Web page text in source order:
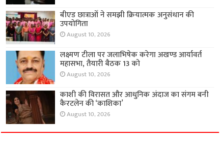
बीएड छात्राओं ने समझी क्रियात्मक अनुसंधान की
उपयोगिता
August 10, 2026
लक्ष्मण टीला पर जलाभिषेक करेगा अखण्ड आर्यावर्त
महासभा, तैयारी बैठक 13 को
August 10, 2026
काशी की विरासत और आधुनिक अंदाज का संगम बनी
कैरटलेन की ‘काशिका’
August 10, 2026